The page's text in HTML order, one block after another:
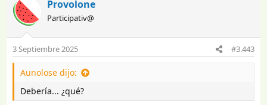
c
c
o
n
e
s
Provolone
Participativ@
3 Septiembre 2025 #3.443
Aunolose dijo:
Debería... ¿qué?